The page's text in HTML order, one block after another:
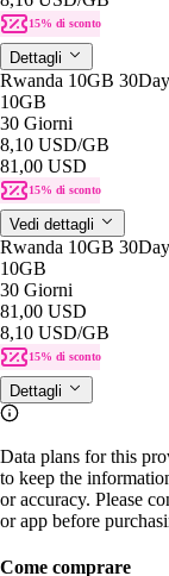
15% di sconto
Dettagli
Rwanda 10GB
10GB
30 Giorni
8,10 USD/GB
81,00 USD
15% di sconto
Vedi dettagli
Rwanda 10GB
10GB
30 Giorni
81,00 USD
8,10 USD/GB
15% di sconto
Dettagli
Data plans for this
to keep the
or accuracy. Please
or app before
Come comprare